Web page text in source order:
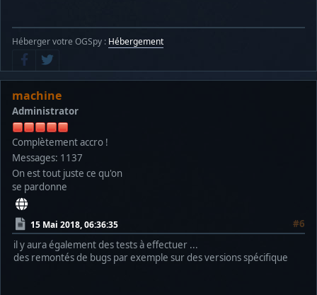
Héberger votre OGSpy : Hébergement
machine
Administrator
Complètement accro !
Messages: 1137
On est tout juste ce qu'on
se pardonne
15 Mai 2018, 06:36:35
#6
il y aura également des tests à effectuer ...
des remontés de bugs par exemple sur des versions spécifique